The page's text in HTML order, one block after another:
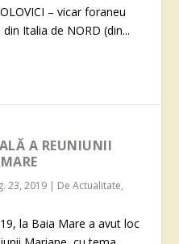
– vicar foraneu
Italia de NORD (din...
A REUNIUNII
23, 2019 | De Actualitate,
la Baia Mare a avut loc